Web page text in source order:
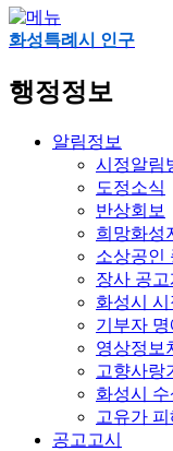
화성특례시 인구
행정정보
알림정보
시정알림
도정소식
반상회보
희망화성
소상공인
장사 공
화성시
기부자
영상정보
고향사랑
화성시
고유가
공고고시